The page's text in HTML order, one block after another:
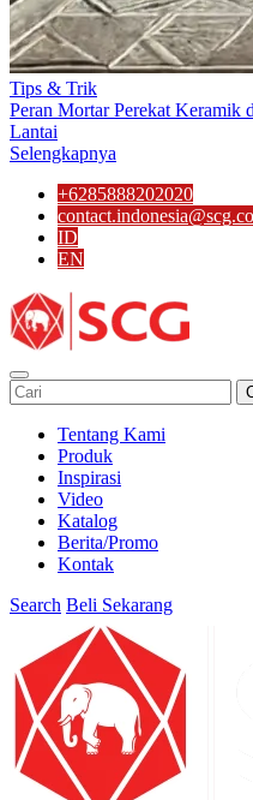
Tips & Trik
Peran Mortar Perekat Keramik
Lantai
Selengkapnya
+6285888202020
ID
EN
Tentang Kami
Produk
Inspirasi
Video
Katalog
Berita/Promo
Kontak
Search Beli Sekarang